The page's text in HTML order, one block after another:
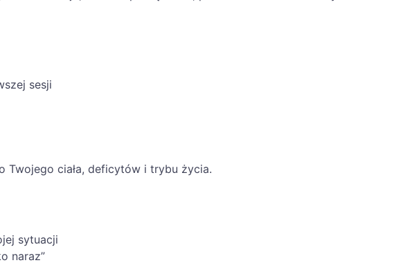
sesji
Twojego ciała, deficytów i trybu życia.
sytuacji
naraz”